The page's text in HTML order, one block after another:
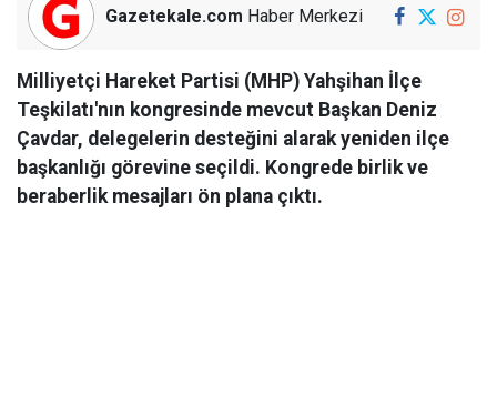
Gazetekale.com Haber Merkezi
Milliyetçi Hareket Partisi (MHP) Yahşihan İlçe
Teşkilatı'nın kongresinde mevcut Başkan Deniz
Çavdar, delegelerin desteğini alarak yeniden ilçe
başkanlığı görevine seçildi. Kongrede birlik ve
beraberlik mesajları ön plana çıktı.